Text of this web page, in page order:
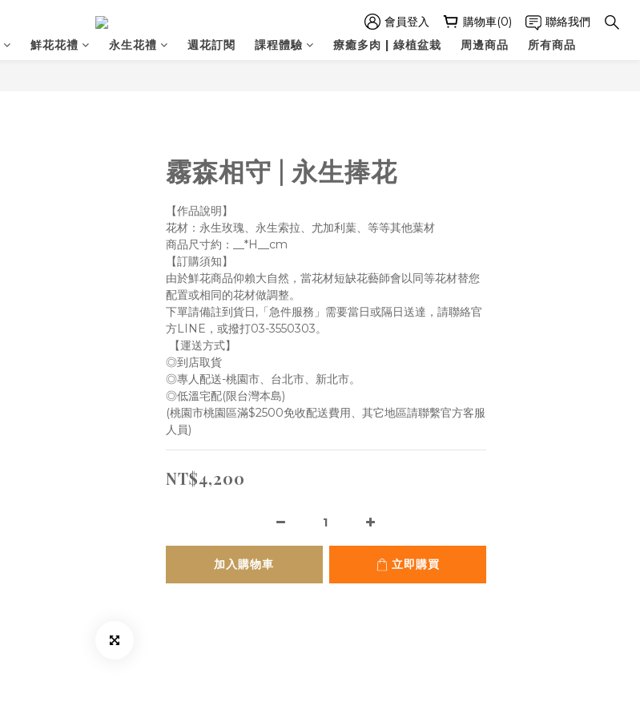
會員登入 購物車(0)
聯絡我們
鮮花花禮 永生花禮 週花訂閱 課程體驗 療癒多肉 | 綠植盆栽 周邊商品 所有商品
霧森相守 | 永生捧花
【作品說明】
花材：永生玫瑰、永生索拉、尤加利葉、等等其他葉材
商品尺寸約：__*H__cm
【訂購須知】
由於鮮花商品仰賴大自然，當花材短缺花藝師會以同等花材替您
配置或相同的花材做調整。
下單請備註到貨日,「急件服務」需要當日或隔日送達，請聯絡官
方LINE，或撥打03-3550303。
【運送方式】
◎到店取貨
◎專人配送-桃園市、台北市、新北市。
◎低溫宅配(限台灣本島)
(桃園市桃園區滿$2500免收配送費用、其它地區請聯繫官方客服
人員)
NT$4,200
加入購物車 立即購買